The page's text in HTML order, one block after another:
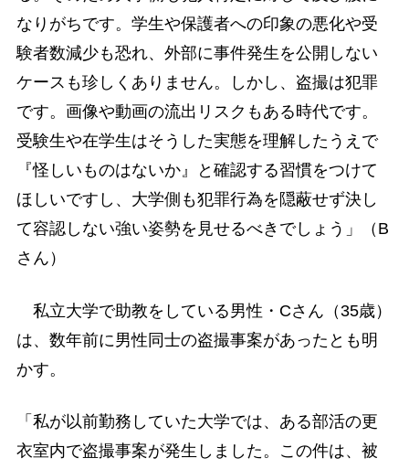
なりがちです。学生や保護者への印象の悪化や受
験者数減少も恐れ、外部に事件発生を公開しない
ケースも珍しくありません。しかし、盗撮は犯罪
です。画像や動画の流出リスクもある時代です。
受験生や在学生はそうした実態を理解したうえで
『怪しいものはないか』と確認する習慣をつけて
ほしいですし、大学側も犯罪行為を隠蔽せず決し
て容認しない強い姿勢を見せるべきでしょう」（B
さん）
私立大学で助教をしている男性・Cさん（35歳）
は、数年前に男性同士の盗撮事案があったとも明
かす。
「私が以前勤務していた大学では、ある部活の更
衣室内で盗撮事案が発生しました。この件は、被